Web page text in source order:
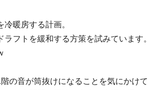
イメージ
暖房する計画。
ラフトを緩和する方策を試みています
の音が筒抜けになることを気にかけて